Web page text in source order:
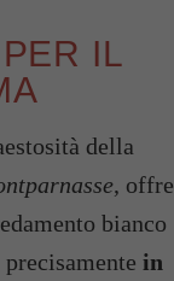
IL
della
, offre
bianco
in